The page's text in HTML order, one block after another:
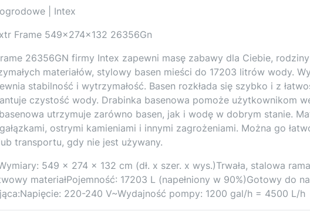
| Intex
Frame 549x274x132 26356Gn
26356GN firmy Intex zapewni masę zabawy dla Ciebie,
materiałów, stylowy basen mieści do 17203 litrów wody.
stabilność i wytrzymałość. Basen rozkłada się szybko i z
czystość wody. Drabinka basenowa pomoże użytkownikom
utrzymuje zarówno basen, jak i wodę w dobrym stanie.
ostrymi kamieniami i innymi zagrożeniami. Można go
transportu, gdy nie jest używany.
549 x 274 x 132 cm (dł. x szer. x wys.)Trwała, stalowa
materiałPojemność: 17203 L (napełniony w 90%)Gotowy do
220-240 V~Wydajność pompy: 1200 gal/h = 4500 L/h